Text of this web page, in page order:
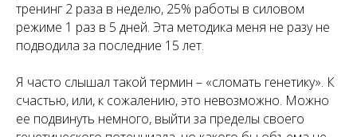
тренинг 2 раза в неделю, 25% работы в силовом
режиме 1 раз в 5 дней. Эта методика меня не разу не
подводила за последние 15 лет.
Я часто слышал такой термин – «сломать генетику». К
счастью, или, к сожалению, это невозможно. Можно
ее подвинуть немного, выйти за пределы своего